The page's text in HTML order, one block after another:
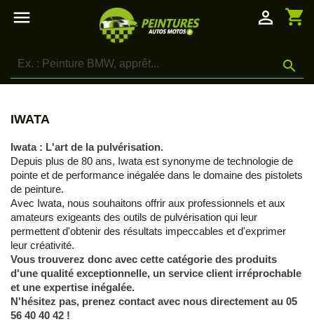
 shopping_cart
person_outline

IWATA
Iwata : L'art de la pulvérisation.
Depuis plus de 80 ans, Iwata est synonyme de technologie de
pointe et de performance inégalée dans le domaine des pistolets
de peinture.
Avec Iwata, nous souhaitons offrir aux professionnels et aux
amateurs exigeants des outils de pulvérisation qui leur
permettent d'obtenir des résultats impeccables et d'exprimer
leur créativité.
Vous trouverez donc avec cette catégorie des produits
d'une qualité exceptionnelle, un service client irréprochable
et une expertise inégalée.
N'hésitez pas, prenez contact avec nous directement au 05
56 40 40 42 !